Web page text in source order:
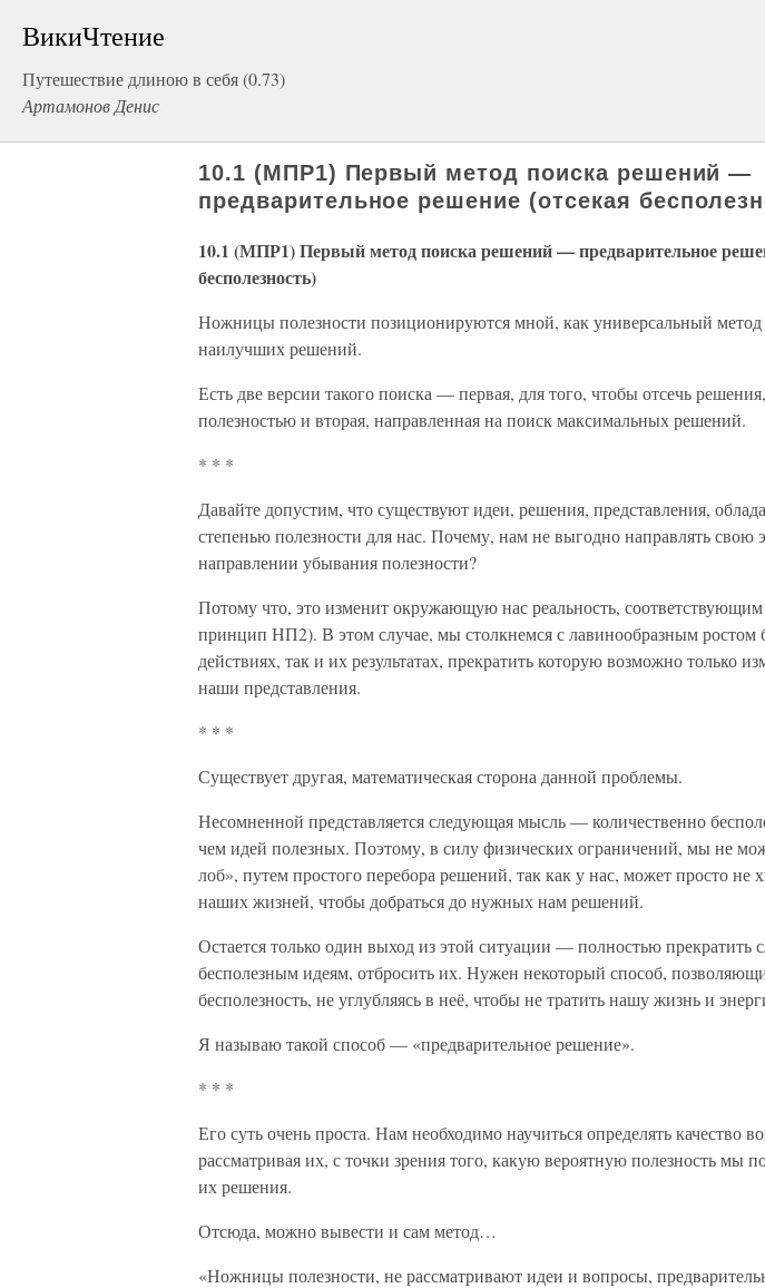
ВикиЧтение
Путешествие длиною в себя (0.73)
Артамонов Денис
10.1 (МПР1) Первый метод поиска решений —
предварительное решение (отсекая
10.1 (МПР1) Первый метод поиска решений — предварительное
бесполезность)
Ножницы полезности позиционируются мной, как универсальный
наилучших решений.
Есть две версии такого поиска — первая, для того, чтобы отсечь
полезностью и вторая, направленная на поиск максимальных решений.
* * *
Давайте допустим, что существуют идеи, решения, представления,
степенью полезности для нас. Почему, нам не выгодно направлять свою
направлении убывания полезности?
Потому что, это изменит окружающую нас реальность,
принцип НП2). В этом случае, мы столкнемся с лавинообразным ростом
действиях, так и их результатах, прекратить которую возможно только
наши представления.
* * *
Существует другая, математическая сторона данной проблемы.
Несомненной представляется следующая мысль — количественно
чем идей полезных. Поэтому, в силу физических ограничений, мы не
лоб», путем простого перебора решений, так как у нас, может просто не
наших жизней, чтобы добраться до нужных нам решений.
Остается только один выход из этой ситуации — полностью прекратить
бесполезным идеям, отбросить их. Нужен некоторый способ,
бесполезность, не углубляясь в неё, чтобы не тратить нашу жизнь и
Я называю такой способ — «предварительное решение».
* * *
Его суть очень проста. Нам необходимо научиться определять качество
рассматривая их, с точки зрения того, какую вероятную полезность мы
их решения.
Отсюда, можно вывести и сам метод…
«Ножницы полезности, не рассматривают идеи и вопросы,